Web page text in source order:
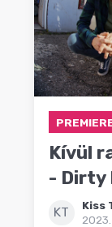
Kívül
- Dirty
KT
Kiss
2023.